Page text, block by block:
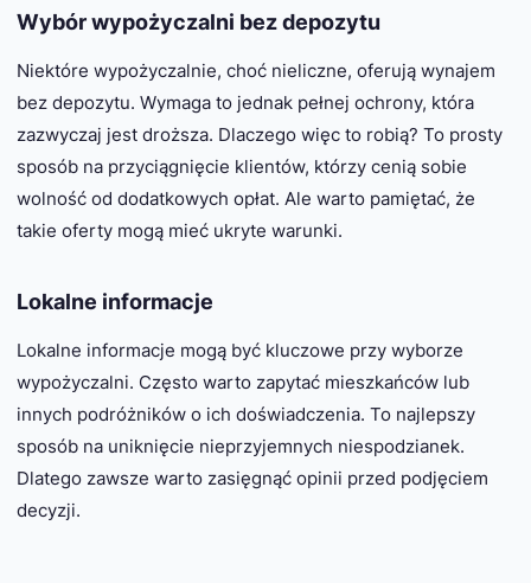
Wybór wypożyczalni bez depozytu
Niektóre wypożyczalnie, choć nieliczne, oferują wynajem
bez depozytu. Wymaga to jednak pełnej ochrony, która
zazwyczaj jest droższa. Dlaczego więc to robią? To prosty
sposób na przyciągnięcie klientów, którzy cenią sobie
wolność od dodatkowych opłat. Ale warto pamiętać, że
takie oferty mogą mieć ukryte warunki.
Lokalne informacje
Lokalne informacje mogą być kluczowe przy wyborze
wypożyczalni. Często warto zapytać mieszkańców lub
innych podróżników o ich doświadczenia. To najlepszy
sposób na uniknięcie nieprzyjemnych niespodzianek.
Dlatego zawsze warto zasięgnąć opinii przed podjęciem
decyzji.